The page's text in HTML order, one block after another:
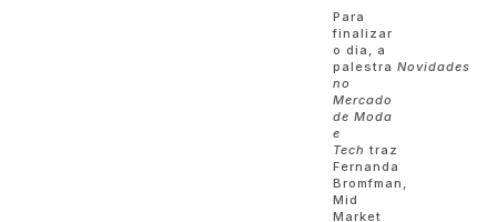
Para
finalizar
o dia, a
palestra Novidades
no
Mercado
de Moda
e
Tech traz
Fernanda
Bromfman,
Mid
Market